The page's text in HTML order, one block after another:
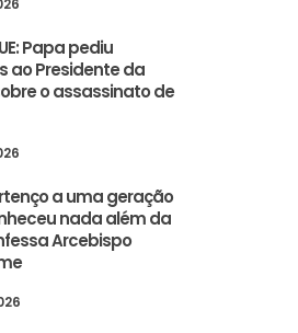
Papa pediu
ao Presidente da
o assassinato de
a uma geração
nada além da
Arcebispo